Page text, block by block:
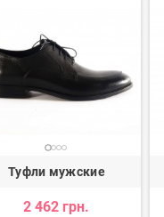
Туфли мужские
2 462 грн.